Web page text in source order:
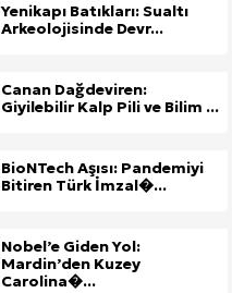
Yenikapı Batıkları: Sualtı
Arkeolojisinde Devr...
Canan Dağdeviren:
Giyilebilir Kalp Pili ve Bilim ...
BioNTech Aşısı: Pandemiyi
Bitiren Türk İmzal�...
Nobel’e Giden Yol:
Mardin’den Kuzey
Carolina�...